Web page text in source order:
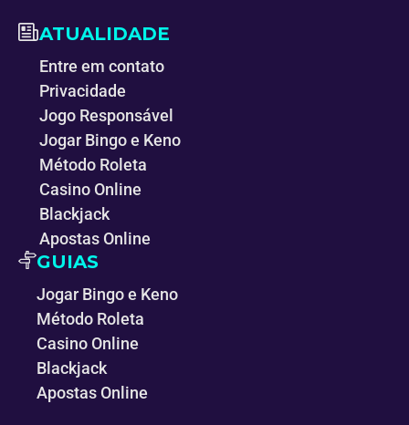
ATUALIDADE
Entre em contato
Privacidade
Jogo Responsável
Jogar Bingo e Keno
Método Roleta
Casino Online
Blackjack
Apostas Online
GUIAS
Jogar Bingo e Keno
Método Roleta
Casino Online
Blackjack
Apostas Online